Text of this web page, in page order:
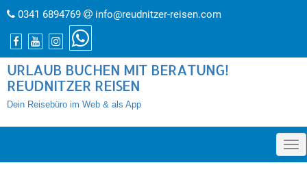
0341 6894769 info@reudnitzer-reisen.com
URLAUB BUCHEN MIT BERATUNG!
REUDNITZER REISEN
Dein Reisebüro im Web & als App
»